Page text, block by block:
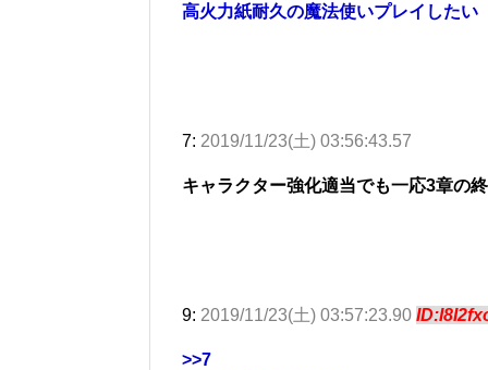
高火力紙耐久の魔法使いプレイしたい
7: 2019/11/23(土) 03:56:43.57
キャラクター強化適当でも一応3章の
9: 2019/11/23(土) 03:57:23.90
>>7